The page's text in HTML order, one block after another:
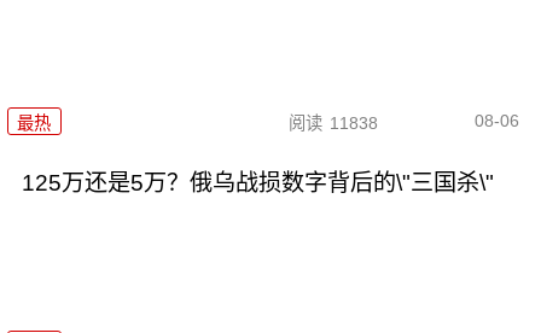
最热 阅读 11838 08-06
125万还是5万？俄乌战损数字背后的\"三国杀\"